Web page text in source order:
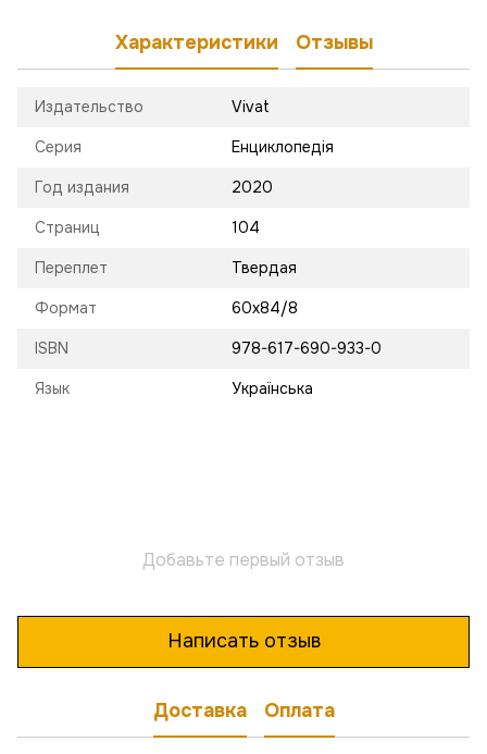
Характеристики Отзывы
Издательство Vivat
Серия Енциклопедія
Год издания 2020
Страниц 104
Переплет Твердая
Формат 60х84/8
ISBN 978-617-690-933-0
Язык Українська
Добавьте первый отзыв
Написать отзыв
Доставка Оплата